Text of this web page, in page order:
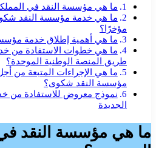
ما هي مؤسسة النقد في
ما هي خدمة مؤسسة النقد
مؤخرًا؟
ما هي أهمية إطلاق خدمة
ما هي خطوات الاستفادة من
طريق المنصة الوطنية الموحدة؟
ما هي الإجراءات المتبعة من
مؤسسة النقد شكوى؟
نموذج معروض للاستفادة من
الجديدة
ما هي مؤسسة النقد في